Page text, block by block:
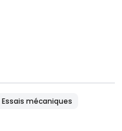
Essais mécaniques